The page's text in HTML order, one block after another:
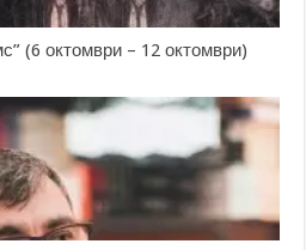
(6 октомври – 12 октомври)